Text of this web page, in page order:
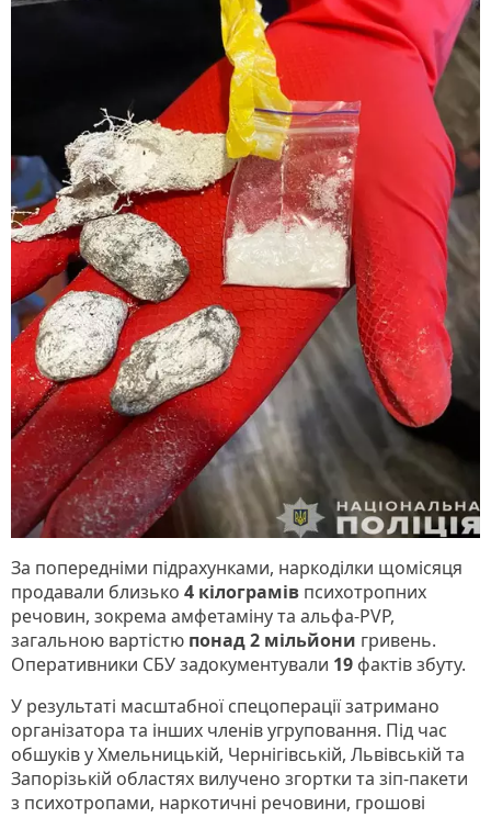
За попередніми підрахунками, наркоділки щомісяця
продавали близько 4 кілограмів психотропних
речовин, зокрема амфетаміну та альфа-PVP,
загальною вартістю понад 2 мільйони гривень.
Оперативники СБУ задокументували 19 фактів збуту.
У результаті масштабної спецоперації затримано
організатора та інших членів угруповання. Під час
обшуків у Хмельницькій, Чернігівській, Львівській та
Запорізькій областях вилучено згортки та зіп-пакети
з психотропами, наркотичні речовини, грошові